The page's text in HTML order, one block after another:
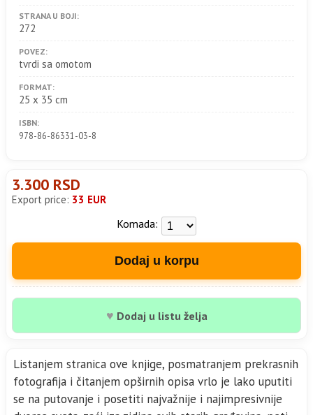
STRANA U BOJI:
272
POVEZ:
tvrdi sa omotom
FORMAT:
25 x 35 cm
ISBN:
978-86-86331-03-8
3.300 RSD
Export price: 33 EUR
Komada:
Dodaj u korpu
♥ Dodaj u listu želja
Listanjem stranica ove knjige, posmatranjem prekrasnih
fotografija i čitanjem opširnih opisa vrlo je lako uputiti
se na putovanje i posetiti najvažnije i najimpresivnije